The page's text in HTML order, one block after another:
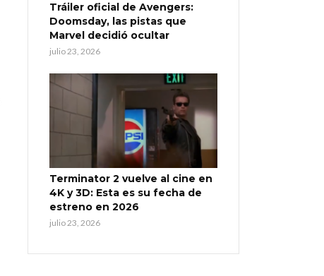
Tráiler oficial de Avengers:
Doomsday, las pistas que
Marvel decidió ocultar
julio 23, 2026
Terminator 2 vuelve al cine en
4K y 3D: Esta es su fecha de
estreno en 2026
julio 23, 2026